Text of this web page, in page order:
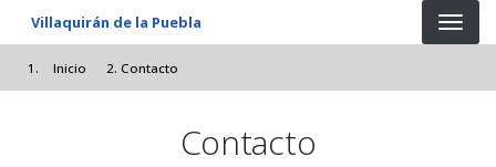
Pasar al contenido principal
Villaquirán de la Puebla
Inicio Contacto
Contacto